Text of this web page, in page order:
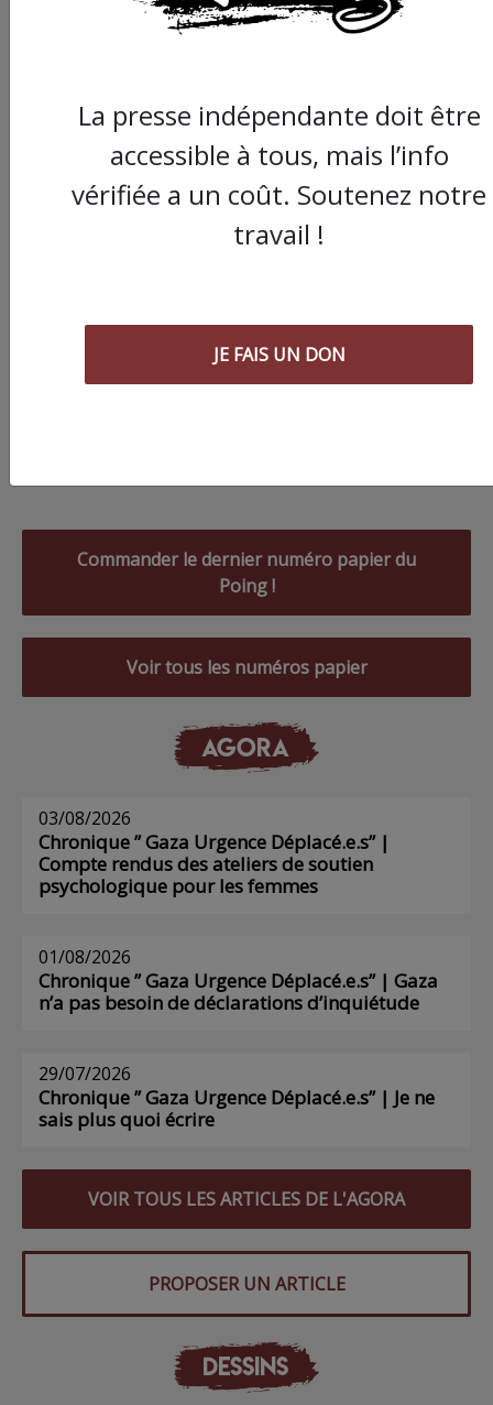
Commander le dernier numéro papier du
Poing !
Voir tous les numéros papier
AGORA
03/08/2026
Chronique ” Gaza Urgence Déplacé.e.s” |
Compte rendus des ateliers de soutien
psychologique pour les femmes
01/08/2026
Chronique ” Gaza Urgence Déplacé.e.s” | Gaza
n’a pas besoin de déclarations d’inquiétude
29/07/2026
Chronique ” Gaza Urgence Déplacé.e.s” | Je ne
sais plus quoi écrire
VOIR TOUS LES ARTICLES DE L'AGORA
PROPOSER UN ARTICLE
DESSINS
La presse indépendante doit être
accessible à tous, mais l’info
vérifiée a un coût. Soutenez notre
travail !
JE FAIS UN DON